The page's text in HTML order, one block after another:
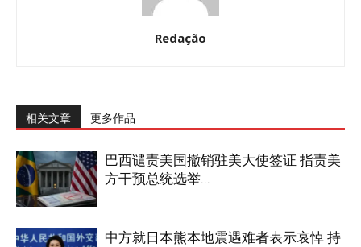
Redação
相关文章 更多作品
巴西谴责美国撤销驻美大使签证 指责美
方干预总统选举...
中方就日本熊本地震遇难者表示哀悼 持